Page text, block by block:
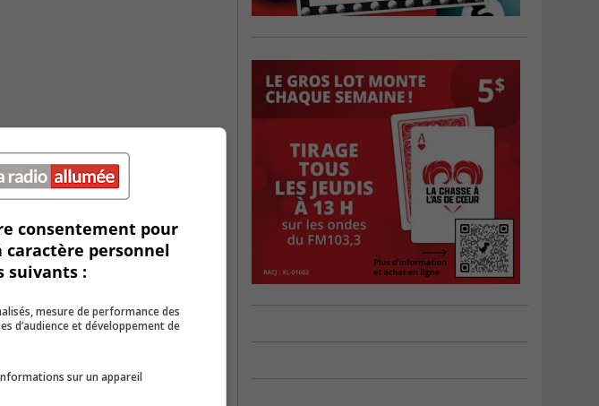
consentement pour
caractère personnel
suivants :
mesure de performance des
d’audience et développement de
sur un appareil